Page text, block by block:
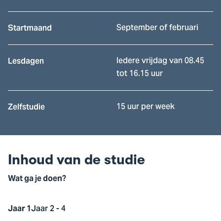
Startmaand September of februari
Lesdagen Iedere vrijdag van 08.45
tot 16.15 uur
Zelfstudie 15 uur per week
Inhoud van de studie
Wat ga je doen?
Jaar 1Jaar 2 - 4